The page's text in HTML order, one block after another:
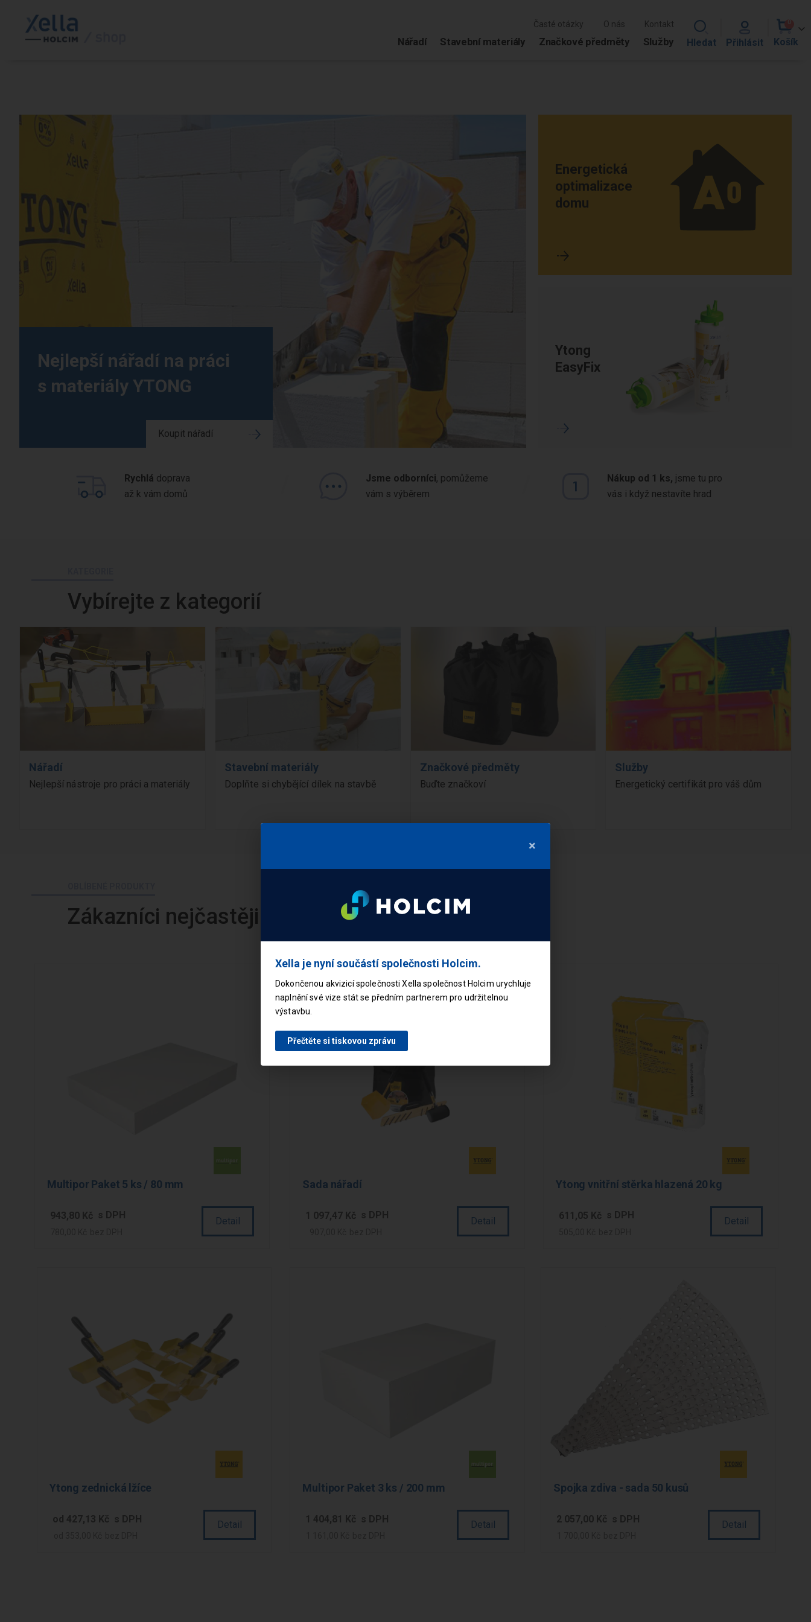
Časté otázky O nás
Kontakt
Cart
Nářadí Stavební materiály Značkové předměty Služby
stránka
Nejlepší nářadí na práci
s materiály YTONG
Koupit nářadí
Energetická
optimalizace
domu
Ytong
EasyFix
Rychlá doprava
až k vám domů
Jsme odborníci, pomůžeme
vám s výběrem
Nákup od 1 ks, jsme tu pro
vás i když nestavíte hrad
Vybírejte z kategorií
Nářadí
Nejlepší nástroje pro práci a materiály
Stavební materiály
Doplňte si chybějící dílek na stavbě
Značkové předměty
Buďte značkoví
Služby
Energetický certifikát pro váš dům
Zákazníci nejčastěji kupují
Multipor Paket 5 ks / 80 mm
943,80 Kč Detail
Sada nářadí
1 097,47 Kč Detail
Ytong vnitřní stěrka hlazená 20 kg
611,05 Kč Detail
Ytong zednická lžíce
od 427,13 Kč Detail
Multipor Paket 3 ks / 200 mm
1 404,81 Kč Detail
Spojka zdiva - sada 50 kusů
2 057,00 Kč Detail
×
Xella je nyní součástí společnosti Holcim.
Dokončenou akvizicí společnosti Xella společnost Holcim urychluje
naplnění své vize stát se předním partnerem pro udržitelnou
výstavbu.
Přečtěte si tiskovou zprávu